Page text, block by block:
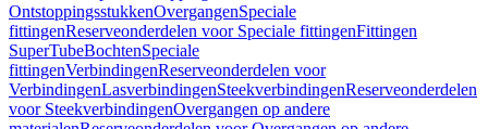
OntstoppingsstukkenOvergangenSpeciale
fittingenReserveonderdelen voor Speciale fittingenFittingen
SuperTubeBochtenSpeciale
fittingenVerbindingenReserveonderdelen voor
VerbindingenLasverbindingenSteekverbindingenReserveonderdelen
voor SteekverbindingenOvergangen op andere